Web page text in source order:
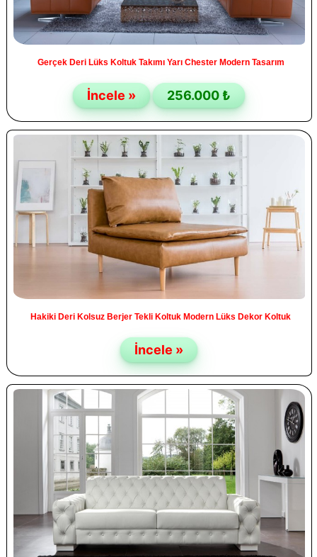
Gerçek Deri Lüks Koltuk Takımı Yarı Chester Modern Tasarım
İncele » 256.000 ₺
Hakiki Deri Kolsuz Berjer Tekli Koltuk Modern Lüks Dekor Koltuk
İncele »